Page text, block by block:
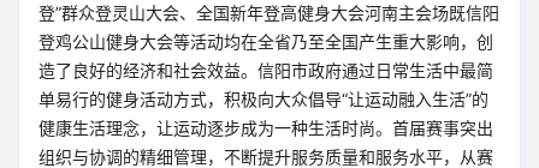
登”群众登灵山大会、全国新年登高健身大会河南主会场既信阳
登鸡公山健身大会等活动均在全省乃至全国产生重大影响，创
造了良好的经济和社会效益。信阳市政府通过日常生活中最简
单易行的健身活动方式，积极向大众倡导“让运动融入生活”的
健康生活理念，让运动逐步成为一种生活时尚。首届赛事突出
组织与协调的精细管理，不断提升服务质量和服务水平，从赛